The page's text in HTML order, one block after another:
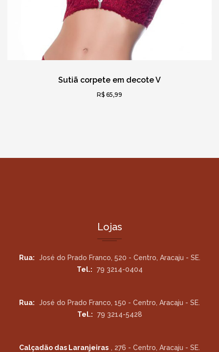
Sutiã corpete em decote V
R$ 65,99
Lojas
Rua:
José do Prado Franco, 520 - Centro, Aracaju - SE.
Tel.:
79 3214-0404
Rua:
José do Prado Franco, 150 - Centro, Aracaju - SE.
Tel.:
79 3214-5428
Calçadão das Laranjeiras , 276 - Centro, Aracaju - SE.